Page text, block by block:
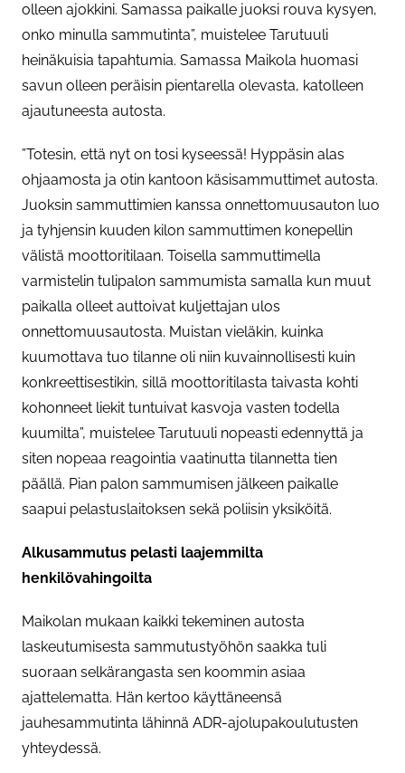
olleen ajokkini. Samassa paikalle juoksi rouva kysyen,
onko minulla sammutinta”, muistelee Tarutuuli
heinäkuisia tapahtumia. Samassa Maikola huomasi
savun olleen peräisin pientarella olevasta, katolleen
ajautuneesta autosta.
”Totesin, että nyt on tosi kyseessä! Hyppäsin alas
ohjaamosta ja otin kantoon käsisammuttimet autosta.
Juoksin sammuttimien kanssa onnettomuusauton luo
ja tyhjensin kuuden kilon sammuttimen konepellin
välistä moottoritilaan. Toisella sammuttimella
varmistelin tulipalon sammumista samalla kun muut
paikalla olleet auttoivat kuljettajan ulos
onnettomuusautosta. Muistan vieläkin, kuinka
kuumottava tuo tilanne oli niin kuvainnollisesti kuin
konkreettisestikin, sillä moottoritilasta taivasta kohti
kohonneet liekit tuntuivat kasvoja vasten todella
kuumilta”, muistelee Tarutuuli nopeasti edennyttä ja
siten nopeaa reagointia vaatinutta tilannetta tien
päällä. Pian palon sammumisen jälkeen paikalle
saapui pelastuslaitoksen sekä poliisin yksiköitä.
Alkusammutus pelasti laajemmilta
henkilövahingoilta
Maikolan mukaan kaikki tekeminen autosta
laskeutumisesta sammutustyöhön saakka tuli
suoraan selkärangasta sen koommin asiaa
ajattelematta. Hän kertoo käyttäneensä
jauhesammutinta lähinnä ADR-ajolupakoulutusten
yhteydessä.